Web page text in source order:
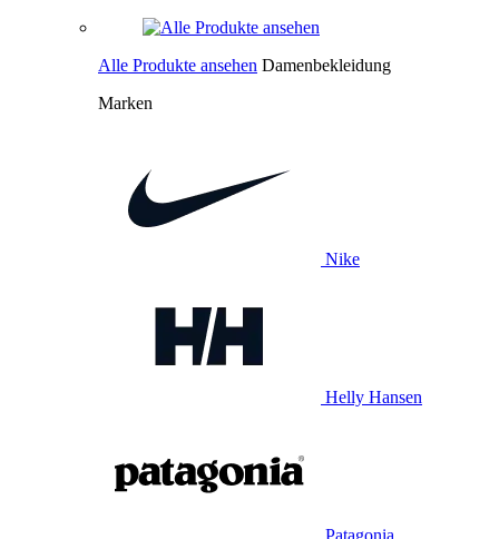
Alle Produkte ansehen Damenbekleidung
Marken
Nike
Helly Hansen
Patagonia